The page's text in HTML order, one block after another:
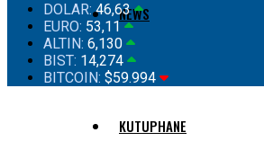
NEWS
KUTUPHANE
DOLAR: 46,63
EURO: 53,11
ALTIN: 6,130
BIST: 14,274
BITCOIN: $59.994